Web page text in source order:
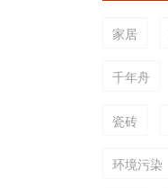
家居
千年舟
瓷砖
环境污染